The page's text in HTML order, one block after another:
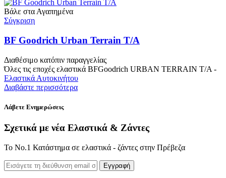
Βάλε στα Αγαπημένα
Σύγκριση
BF Goodrich Urban Terrain T/A
Διαθέσιμο κατόπιν παραγγελίας
Όλες τις εποχές ελαστικά BFGoodrich URBAN TERRAIN T/A -
Ελαστικά Αυτοκινήτου
Διαβάστε περισσότερα
Λάβετε Ενημερώσεις
Σχετικά με νέα Ελαστικά & Ζάντες
Το Νο.1 Κατάστημα σε ελαστικά - ζάντες στην Πρέβεζα
Εγγραφή